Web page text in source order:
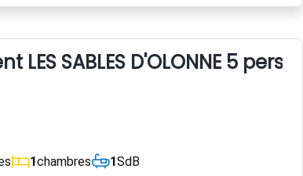
SABLES D'OLONNE 5
1chambres 1SdB